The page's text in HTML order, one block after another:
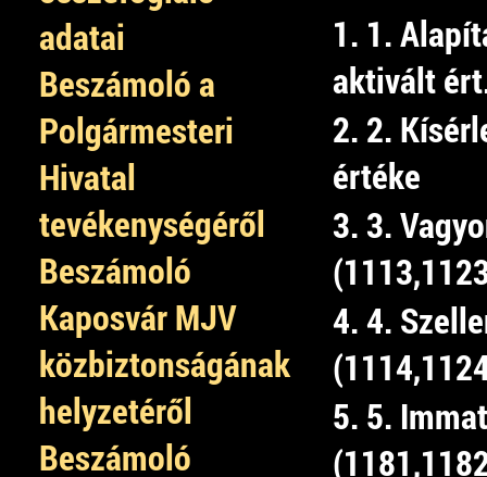
adatai
Beszámoló a
Polgármesteri
Hivatal
tevékenységéről
Beszámoló
Kaposvár MJV
közbiztonságának
helyzetéről
Beszámoló
1. 1.
aktivált
2. 2.
értéke
3. 3.
4. 4.
5. 5.